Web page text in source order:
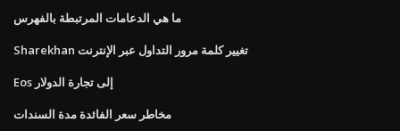
ما هي الدعامات المرتبطة بالفهرس
Sharekhan تغيير كلمة مرور التداول عبر الإنترنت
Eos إلى تجارة الدولار
مخاطر سعر الفائدة مدة السندات